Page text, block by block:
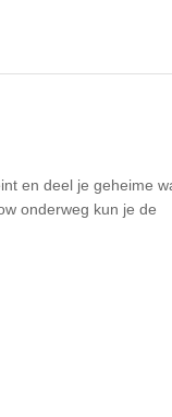
en deel je geheime
onderweg kun je de